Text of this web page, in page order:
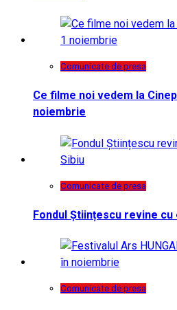
Comunicate de presa
Ce filme noi vedem la
noiembrie
Comunicate de presa
Fondul Științescu revine cu
Comunicate de presa